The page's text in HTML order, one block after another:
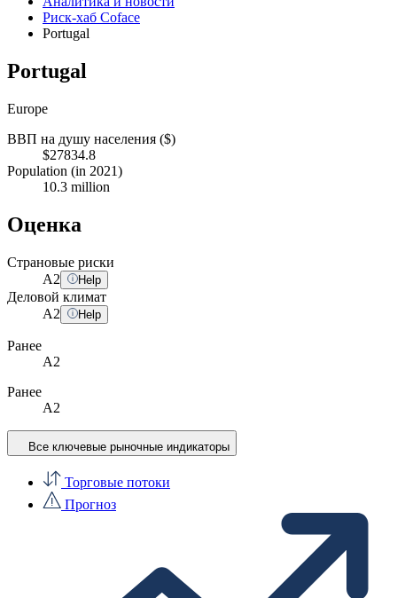
Риск-хаб Coface
Portugal
Portugal
Europe
ВВП на душу населения ($)
$27834.8
Population (in 2021)
10.3 million
Оценка
Страновые риски
A2 Help
Деловой климат
A2 Help
Ранее
A2
Ранее
A2
Все ключевые рыночные индикаторы
Торговые потоки
Прогноз